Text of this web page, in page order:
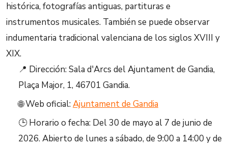
histórica, fotografías antiguas, partituras e
instrumentos musicales. También se puede observar
indumentaria tradicional valenciana de los siglos XVIII y
XIX.
📍 Dirección: Sala d'Arcs del Ajuntament de Gandia,
Plaça Major, 1, 46701 Gandia.
🌐 Web oficial:Ajuntament de Gandia
🕒 Horario o fecha: Del 30 de mayo al 7 de junio de
2026. Abierto de lunes a sábado, de 9:00 a 14:00 y de